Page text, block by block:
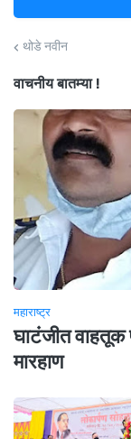
थोडे नवीन
वाचनीय बातम्या !
महाराष्ट्र
घाटंजीत वाहतूक
मारहाण